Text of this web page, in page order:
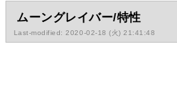
ムーングレイバー/特性
Last-modified: 2020-02-18 (火) 21:41:48